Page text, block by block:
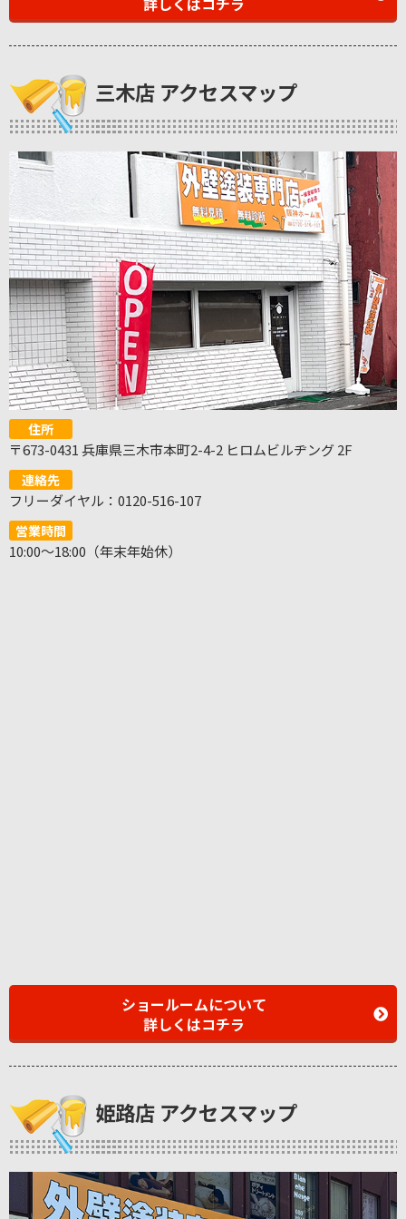
三木店 アクセスマップ
住所
〒673-0431 兵庫県三木市本町2-4-2 ヒロムビルヂング 2F
連絡先
フリーダイヤル：0120-516-107
営業時間
10:00～18:00（年末年始休）
ショールームについて
詳しくはコチラ
姫路店 アクセスマップ